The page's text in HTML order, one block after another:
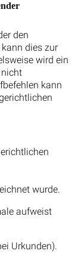
den
dies zur
wird ein
kann
wurde.
aufweist
Urkunden).